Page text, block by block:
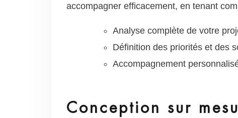
accompagner efficacement, en tenant
Analyse complète de votre
Définition des priorités et des
Accompagnement
Conception sur